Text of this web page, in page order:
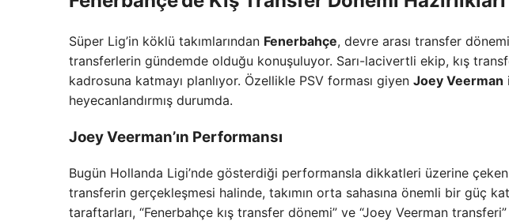
Süper Lig’in köklü takımlarından Fenerbahçe, devre arası transfer
transferlerin gündemde olduğu konuşuluyor. Sarı-lacivertli ekip, kış
kadrosuna katmayı planlıyor. Özellikle PSV forması giyen Joey Veerman
heyecanlandırmış durumda.
Joey Veerman’ın Performansı
Bugün Hollanda Ligi’nde gösterdiği performansla dikkatleri üzerine çeken
transferin gerçekleşmesi halinde, takımın orta sahasına önemli bir güç
taraftarları, “Fenerbahçe kış transfer dönemi” ve “Joey Veerman transferi”